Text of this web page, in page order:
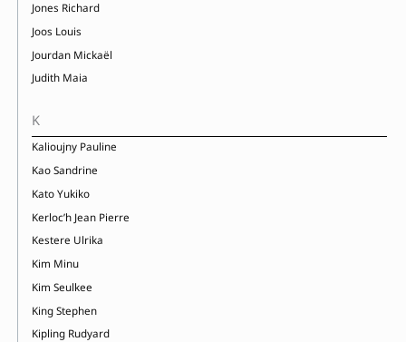
Jones Richard
Joos Louis
Jourdan Mickaël
Judith Maia
K
Kalioujny Pauline
Kao Sandrine
Kato Yukiko
Kerloc’h Jean Pierre
Kestere Ulrika
Kim Minu
Kim Seulkee
King Stephen
Kipling Rudyard